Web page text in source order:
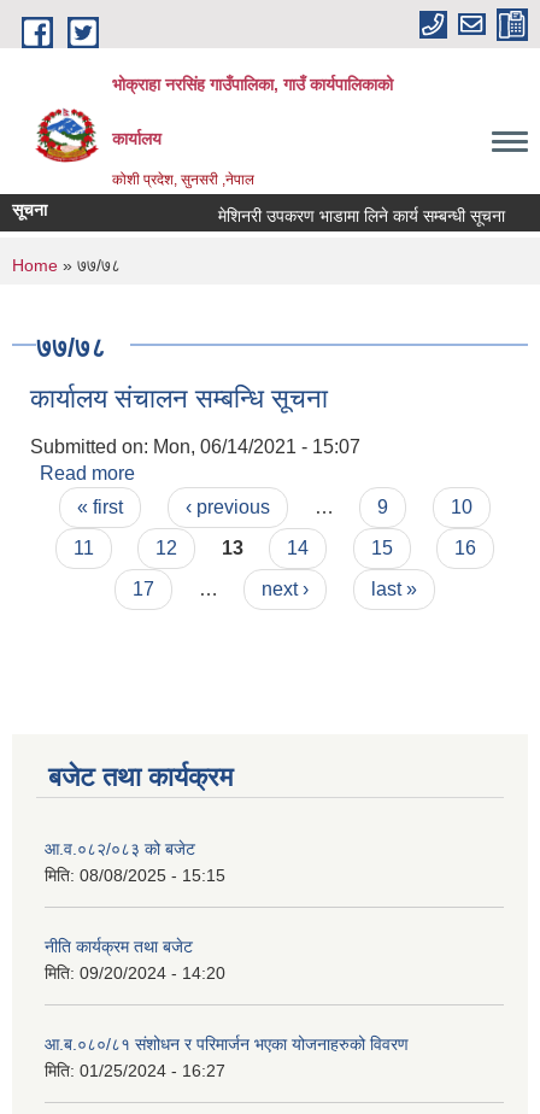
Skip to main content
भोक्राहा नरसिंह गाउँपालिका, गाउँ कार्यपालिकाको
कार्यालय
कोशी प्रदेश, सुनसरी ,नेपाल
सूचना मेशिनरी उपकरण भाडामा लिने कार्य सम्बन्धी सूचना
You are here
Home » ७७/७८
७७/७८
कार्यालय संचालन सम्बन्धि सूचना
Submitted on: Mon, 06/14/2021 - 15:07
Read more
Pages
« first ‹ previous … 9
10
11
12 13 14 15
16
17
… next › last »
बजेट तथा कार्यक्रम
आ.व.०८२/०८३ को बजेट
मिति: 08/08/2025 - 15:15
नीति कार्यक्रम तथा बजेट
मिति: 09/20/2024 - 14:20
आ.ब.०८०/८१ संशोधन र परिमार्जन भएका योजनाहरुको विवरण
मिति: 01/25/2024 - 16:27